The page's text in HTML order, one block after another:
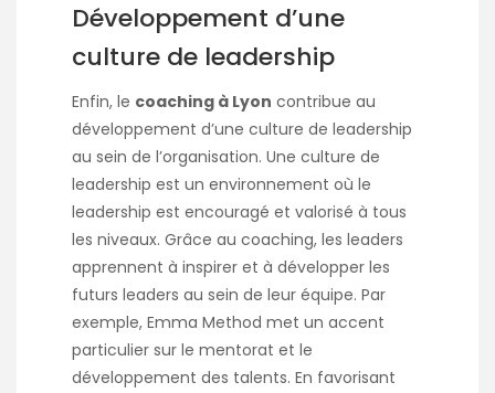
Développement d’une
culture de leadership
Enfin, le coaching à Lyon contribue au
développement d’une culture de leadership
au sein de l’organisation. Une culture de
leadership est un environnement où le
leadership est encouragé et valorisé à tous
les niveaux. Grâce au coaching, les leaders
apprennent à inspirer et à développer les
futurs leaders au sein de leur équipe. Par
exemple, Emma Method met un accent
particulier sur le mentorat et le
développement des talents. En favorisant